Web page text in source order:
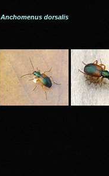
Anchomenus dorsalis